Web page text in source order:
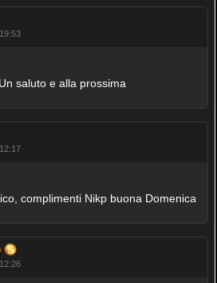
saluto e alla prossima
complimenti Nikp buona Domenica